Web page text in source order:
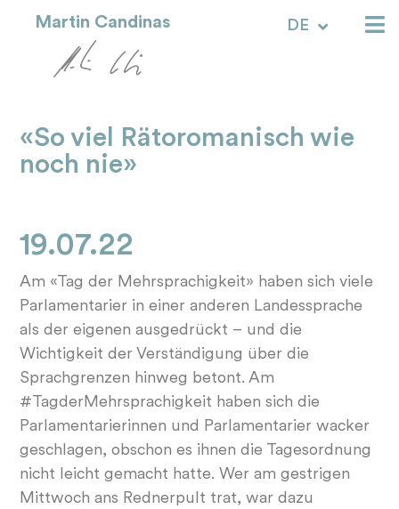
Martin Candinas DE
RM
«So viel Rätoromanisch wie
noch nie»
19.07.22
Am «Tag der Mehrsprachigkeit» haben sich viele
Parlamentarier in einer anderen Landessprache
als der eigenen ausgedrückt – und die
Wichtigkeit der Verständigung über die
Sprachgrenzen hinweg betont. Am
#TagderMehrsprachigkeit haben sich die
Parlamentarierinnen und Parlamentarier wacker
geschlagen, obschon es ihnen die Tagesordnung
nicht leicht gemacht hatte. Wer am gestrigen
Mittwoch ans Rednerpult trat, war dazu